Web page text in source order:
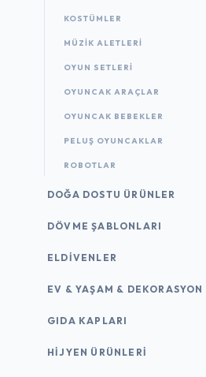
KOSTÜMLER
MÜZIK ALETLERI
OYUN SETLERI
OYUNCAK ARAÇLAR
OYUNCAK BEBEKLER
PELUŞ OYUNCAKLAR
ROBOTLAR
DOĞA DOSTU ÜRÜNLER
DÖVME ŞABLONLARI
ELDIVENLER
EV & YAŞAM & DEKORASYON
GIDA KAPLARI
HIJYEN ÜRÜNLERI